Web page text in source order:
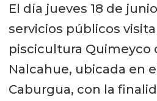
El día jueves 18 de
servicios públicos
piscicultura Quimeyco
Nalcahue, ubicada en
Caburgua, con la